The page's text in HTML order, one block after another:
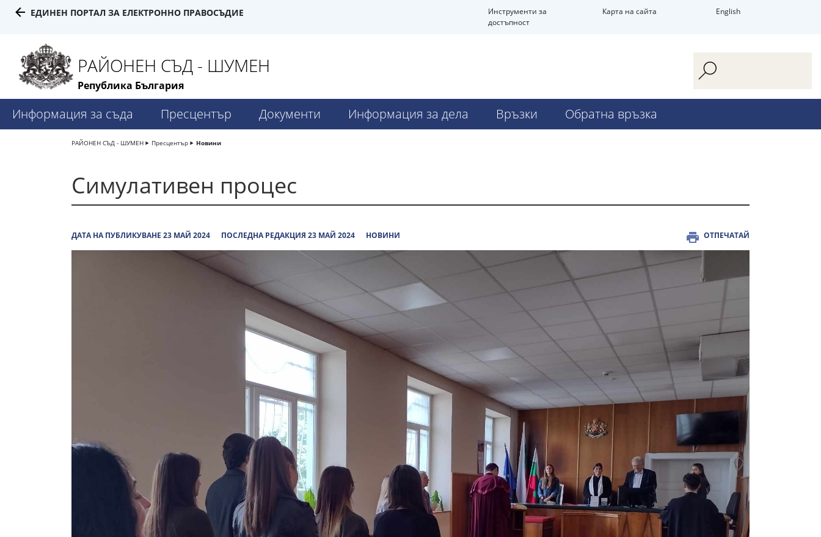
ЕДИНЕН ПОРТАЛ ЗА ЕЛЕКТРОННО ПРАВОСЪДИЕ
Инструменти за
достъпност
Карта на сайта English
РАЙОНЕН СЪД - ШУМЕН
Република България
Информация за съда Пресцентър Документи Информация за дела Връзки Обратна връзка
РАЙОНЕН СЪД - ШУМЕН Пресцентър Новини
Симулативен процес
ДАТА НА ПУБЛИКУВАНЕ 23 МАЙ 2024 ПОСЛЕДНА РЕДАКЦИЯ 23 МАЙ 2024 НОВИНИ ОТПЕЧАТАЙ